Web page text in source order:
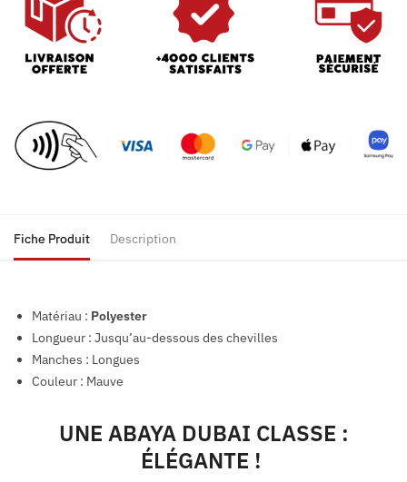
Fiche Produit Description
Matériau : Polyester
Longueur : Jusqu’au-dessous des chevilles
Manches : Longues
Couleur : Mauve
UNE ABAYA DUBAI CLASSE :
ÉLÉGANTE !